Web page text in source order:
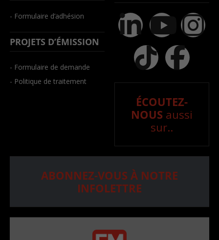
- Formulaire d’adhésion
PROJETS D’ÉMISSION
- Formulaire de demande
- Politique de traitement
ÉCOUTEZ-
NOUS aussi
sur..
ABONNEZ-VOUS À NOTRE
INFOLETTRE